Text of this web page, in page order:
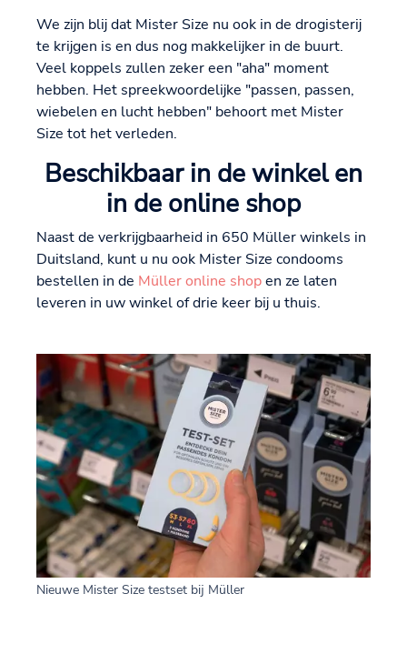
We zijn blij dat Mister Size nu ook in de drogisterij
te krijgen is en dus nog makkelijker in de buurt.
Veel koppels zullen zeker een "aha" moment
hebben. Het spreekwoordelijke "passen, passen,
wiebelen en lucht hebben" behoort met Mister
Size tot het verleden.
Beschikbaar in de winkel en
in de online shop
Naast de verkrijgbaarheid in 650 Müller winkels in
Duitsland, kunt u nu ook Mister Size condooms
bestellen in de Müller online shopen ze laten
leveren in uw winkel of drie keer bij u thuis.
Nieuwe Mister Size testset bij Müller